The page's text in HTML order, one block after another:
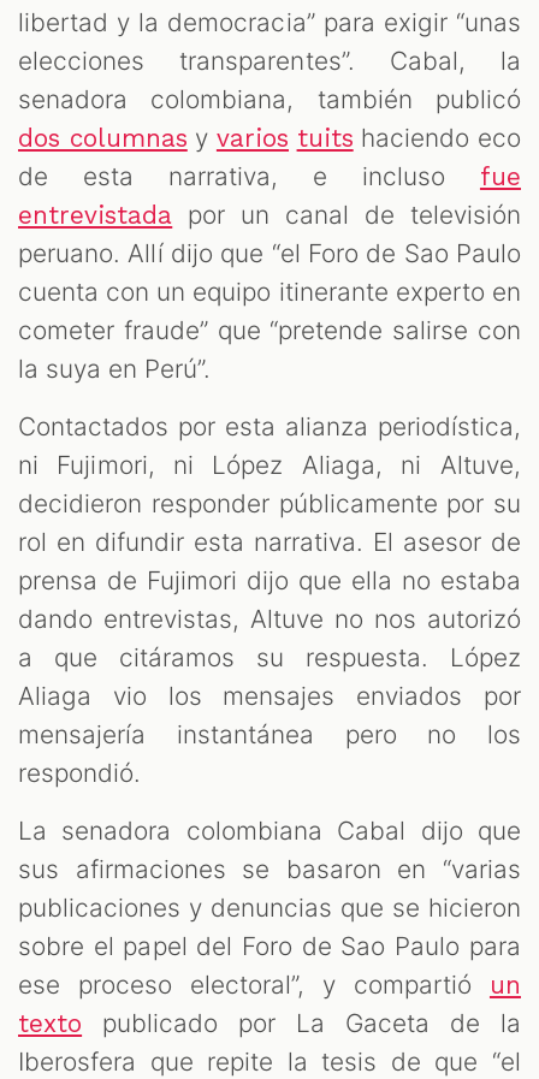
libertad y la democracia” para exigir “unas
elecciones transparentes”. Cabal, la
senadora colombiana, también publicó
dos columnas y varios tuits haciendo eco
de esta narrativa, e incluso fue
entrevistada por un canal de televisión
peruano. Allí dijo que “el Foro de Sao Paulo
cuenta con un equipo itinerante experto en
cometer fraude” que “pretende salirse con
la suya en Perú”.
Contactados por esta alianza periodística,
ni Fujimori, ni López Aliaga, ni Altuve,
decidieron responder públicamente por su
rol en difundir esta narrativa. El asesor de
prensa de Fujimori dijo que ella no estaba
dando entrevistas, Altuve no nos autorizó
a que citáramos su respuesta. López
Aliaga vio los mensajes enviados por
mensajería instantánea pero no los
respondió.
La senadora colombiana Cabal dijo que
sus afirmaciones se basaron en “varias
publicaciones y denuncias que se hicieron
sobre el papel del Foro de Sao Paulo para
ese proceso electoral”, y compartió
un
texto publicado por La Gaceta de la
Iberosfera que repite la tesis de que “el